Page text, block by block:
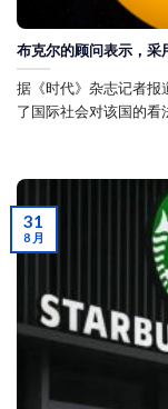
布克尔的顾问表示，
据《时代》杂志记者报
了国际社会对该国的看
31
8 月